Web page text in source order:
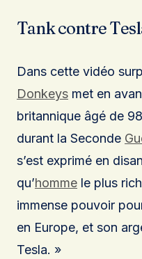
Tank contre
Dans cette vidéo
Donkeys met en
britannique âgé de
durant la Seconde
s’est exprimé en
qu’homme le plus
immense pouvoir
en Europe, et son
Tesla. »